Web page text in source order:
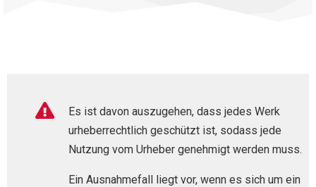

Es ist davon auszugehen, dass jedes Werk
urheberrechtlich geschützt ist, sodass jede
Nutzung vom Urheber genehmigt werden muss.
Ein Ausnahmefall liegt vor, wenn es sich um ein